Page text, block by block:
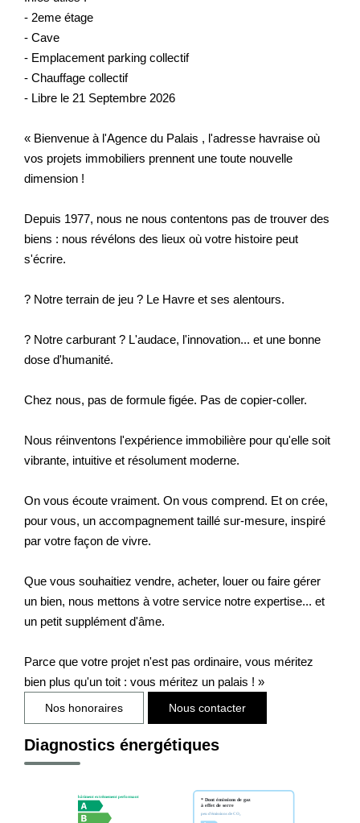
- 2eme étage
- Cave
- Emplacement parking collectif
- Chauffage collectif
- Libre le 21 Septembre 2026
« Bienvenue à l'Agence du Palais , l'adresse havraise où
vos projets immobiliers prennent une toute nouvelle
dimension !
Depuis 1977, nous ne nous contentons pas de trouver des
biens : nous révélons des lieux où votre histoire peut
s'écrire.
? Notre terrain de jeu ? Le Havre et ses alentours.
? Notre carburant ? L'audace, l'innovation... et une bonne
dose d'humanité.
Chez nous, pas de formule figée. Pas de copier-coller.
Nous réinventons l'expérience immobilière pour qu'elle soit
vibrante, intuitive et résolument moderne.
On vous écoute vraiment. On vous comprend. Et on crée,
pour vous, un accompagnement taillé sur-mesure, inspiré
par votre façon de vivre.
Que vous souhaitiez vendre, acheter, louer ou faire gérer
un bien, nous mettons à votre service notre expertise... et
un petit supplément d'âme.
Parce que votre projet n'est pas ordinaire, vous méritez
bien plus qu'un toit : vous méritez un palais ! »
Nos honoraires Nous contacter
Diagnostics énergétiques